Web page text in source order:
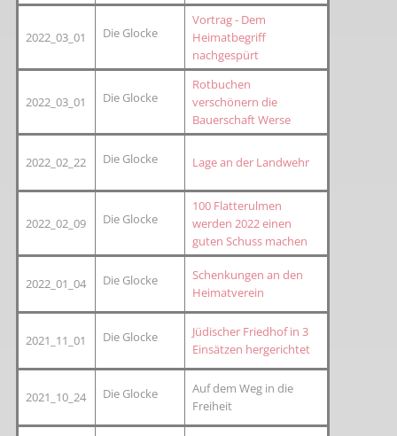
2022_03_01 Die Glocke
Vortrag - Dem
Heimatbegriff
nachgespürt
2022_03_01 Die Glocke
Rotbuchen
verschönern die
Bauerschaft Werse
2022_02_22 Die Glocke Lage an der Landwehr
2022_02_09 Die Glocke
100 Flatterulmen
werden 2022 einen
guten Schuss machen
2022_01_04 Die Glocke
Schenkungen an den
Heimatverein
2021_11_01 Die Glocke
Jüdischer Friedhof in 3
Einsätzen hergerichtet
2021_10_24 Die Glocke
Auf dem Weg in die
Freiheit